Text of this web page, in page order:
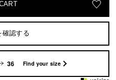
確認する
36 Find your size